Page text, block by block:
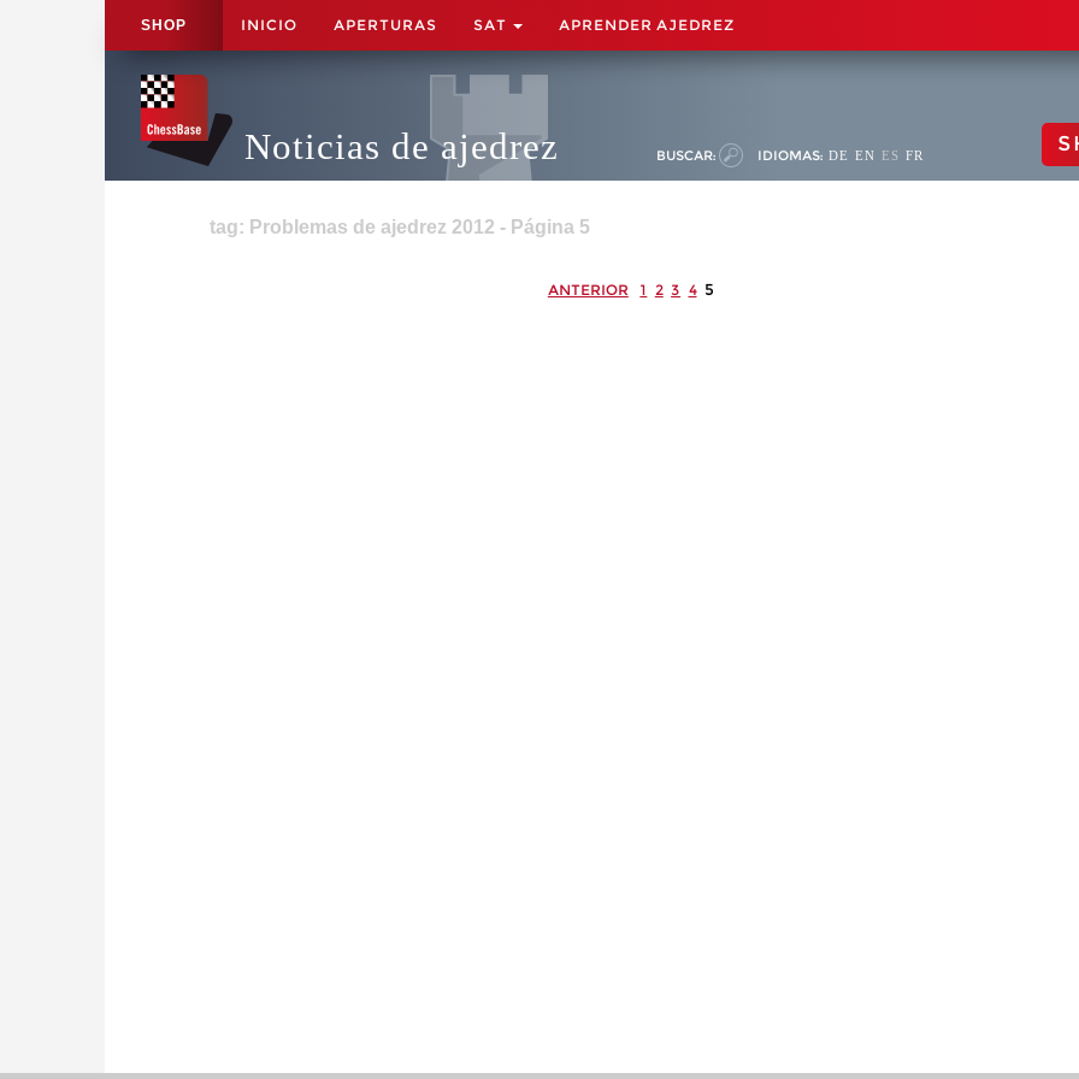
SHOP INICIO APERTURAS SAT APRENDER AJEDREZ
Noticias de ajedrez BUSCAR: IDIOMAS: DE EN ES FR
tag: Problemas de ajedrez 2012 - Página 5
ANTERIOR 1 2 3 4 5